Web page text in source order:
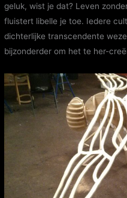
geluk, wist je dat? Leven
fluistert libelle je toe. Iedere
dichterlijke transcendente
bijzonderder om het te her-